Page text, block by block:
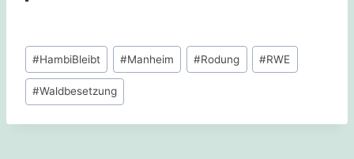
Schlagworte:
#HambiBleibt #Manheim #Rodung #RWE
#Waldbesetzung